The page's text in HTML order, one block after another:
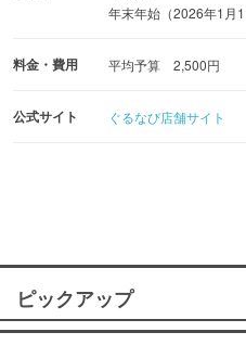
年末年始（2026年1月1
料金・費用 平均予算 2,500円
公式サイト ぐるなび店舗サイト
ピックアップ